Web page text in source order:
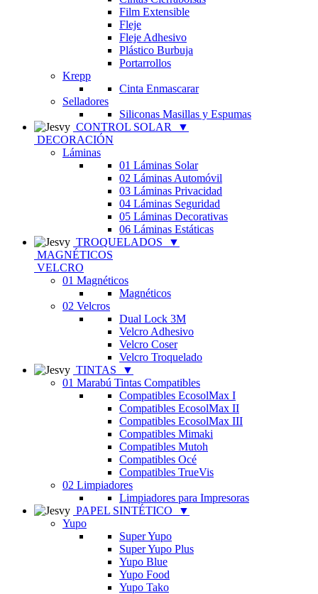
Film Extensible
Fleje
Fleje Adhesivo
Plástico Burbuja
Portarrollos
Krepp
Cinta Enmascarar
Selladores
Siliconas Masillas y Espumas
CONTROL SOLAR
▼
DECORACIÓN
Láminas
01 Láminas Solar
02 Láminas Automóvil
03 Láminas Privacidad
04 Láminas Seguridad
05 Láminas Decorativas
06 Láminas Estáticas
TROQUELADOS
▼
MAGNÉTICOS
VELCRO
01 Magnéticos
Magnéticos
02 Velcros
Dual Lock 3M
Velcro Adhesivo
Velcro Coser
Velcro Troquelado
TINTAS
▼
01 Marabú Tintas Compatibles
Compatibles EcosolMax I
Compatibles EcosolMax II
Compatibles EcosolMax III
Compatibles Mimaki
Compatibles Mutoh
Compatibles Océ
Compatibles TrueVis
02 Limpiadores
Limpiadores para Impresoras
PAPEL SINTÉTICO
▼
Yupo
Super Yupo
Super Yupo Plus
Yupo Blue
Yupo Food
Yupo Tako